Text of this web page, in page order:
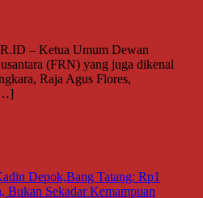
– Ketua Umum Dewan
(FRN) yang juga dikenal
Raja Agus Flores,